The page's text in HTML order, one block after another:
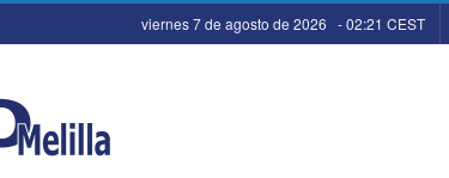
viernes 7 de agosto de 2026 - 02:21 CEST